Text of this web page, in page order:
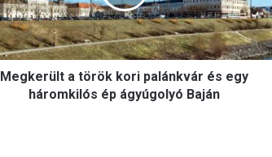
Megkerült a török kori palánkvár és egy
háromkilós ép ágyúgolyó Baján